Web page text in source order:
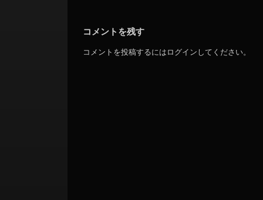
コメントを残す
コメントを投稿するにはログインしてください。